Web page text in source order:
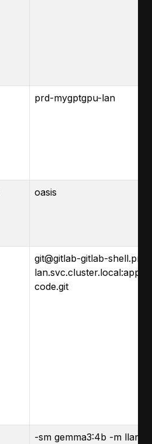
prd-mygptgpu-lan
oasis
git@gitlab-gitlab-
lan.svc.cluster.local:apps/
code.git
-sm gemma3:4b -m